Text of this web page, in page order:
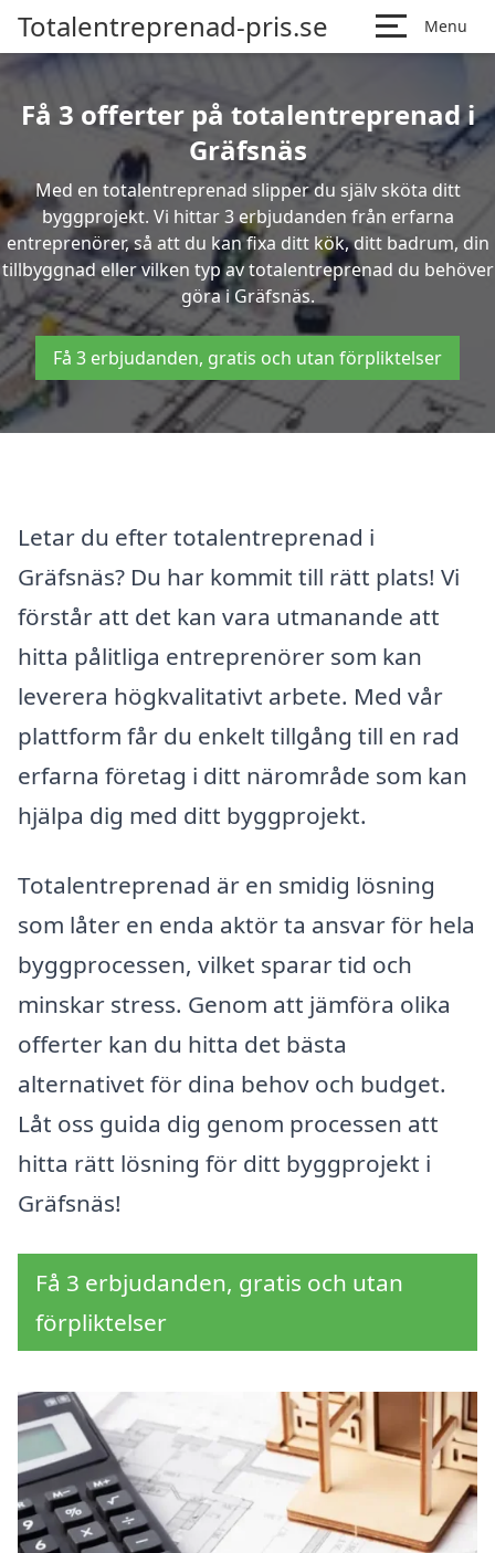
Totalentreprenad-pris.se Menu
Få 3 offerter på totalentreprenad i
Gräfsnäs
Med en totalentreprenad slipper du själv sköta ditt
byggprojekt. Vi hittar 3 erbjudanden från erfarna
entreprenörer, så att du kan fixa ditt kök, ditt badrum, din
tillbyggnad eller vilken typ av totalentreprenad du behöver
göra i Gräfsnäs.
Få 3 erbjudanden, gratis och utan förpliktelser
Letar du efter totalentreprenad i
Gräfsnäs? Du har kommit till rätt plats! Vi
förstår att det kan vara utmanande att
hitta pålitliga entreprenörer som kan
leverera högkvalitativt arbete. Med vår
plattform får du enkelt tillgång till en rad
erfarna företag i ditt närområde som kan
hjälpa dig med ditt byggprojekt.
Totalentreprenad är en smidig lösning
som låter en enda aktör ta ansvar för hela
byggprocessen, vilket sparar tid och
minskar stress. Genom att jämföra olika
offerter kan du hitta det bästa
alternativet för dina behov och budget.
Låt oss guida dig genom processen att
hitta rätt lösning för ditt byggprojekt i
Gräfsnäs!
Få 3 erbjudanden, gratis och utan
förpliktelser